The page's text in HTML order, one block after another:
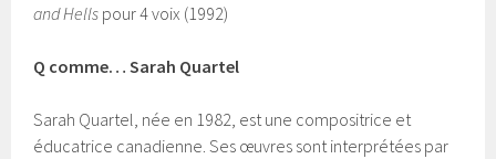
and Hells pour 4 voix (1992)
Q comme… Sarah Quartel
Sarah Quartel, née en 1982, est une compositrice et
éducatrice canadienne. Ses œuvres sont interprétées par